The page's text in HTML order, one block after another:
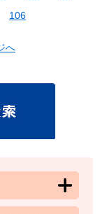
106
へ